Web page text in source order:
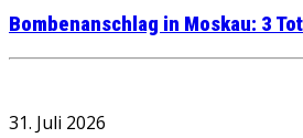
Bombenanschlag in Moskau: 3
31. Juli 2026